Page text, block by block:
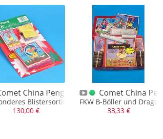
Peep F.K.W. 80er
mit alten Böllern
China Peng Blister Bo Peep 80er
Blistersortiment mit spannendem D-Böller
130,00 €
Comet China
FKW B-Böller und
33,33 €